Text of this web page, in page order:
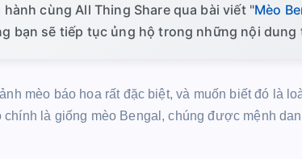
cùng All Thing Share qua bài viết "Mèo
bạn sẽ tiếp tục ủng hộ trong những nội dung
mèo báo hoa rất đặc biệt, và muốn biết đó là
chính là giống mèo Bengal , chúng được mệnh